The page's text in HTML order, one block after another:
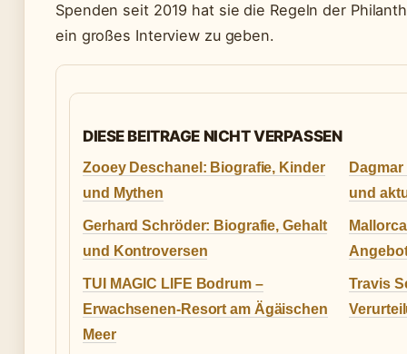
Spenden seit 2019 hat sie die Regeln der
ein großes Interview zu geben.
DIESE BEITRAGE NICHT VERPASSEN
Zooey Deschanel: Biografie, Kinder
und Mythen
und
Gerhard Schröder: Biografie, Gehalt
und Kontroversen
TUI MAGIC LIFE Bodrum –
Erwachsenen-Resort am Ägäischen
Meer
Travis